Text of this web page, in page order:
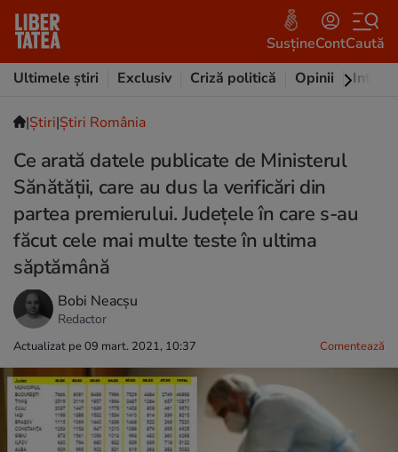
SusțineContCaută
Ultimele știri
Exclusiv Criză politică Opinii
|Ştiri|Știri România
Ce arată datele publicate de Ministerul
Sănătății, care au dus la verificări din
partea premierului. Județele în care s-au
făcut cele mai multe teste în ultima
săptămână
Bobi Neacșu
Redactor
Actualizat pe 09 mart. 2021, 10:37 Comentează